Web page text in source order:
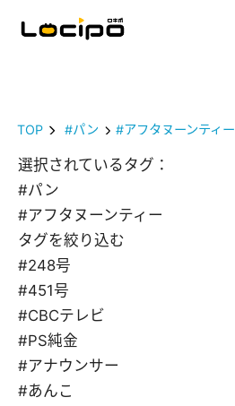
TOP #パン #アフタヌーンティー
選択されているタグ：
#パン
#アフタヌーンティー
タグを絞り込む
#248号
#451号
#CBCテレビ
#PS純金
#アナウンサー
#あんこ